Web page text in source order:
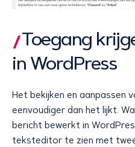
Toegang
in WordPress
Het bekijken en aanpassen
eenvoudiger dan het lijkt.
bericht bewerkt in
teksteditor te zien met